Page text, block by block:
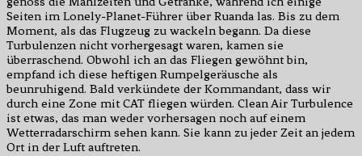
Seiten im Lonely-Planet-Führer über Ruanda las. Bis zu dem
Moment, als das Flugzeug zu wackeln begann. Da diese
Turbulenzen nicht vorhergesagt waren, kamen sie
überraschend. Obwohl ich an das Fliegen gewöhnt bin,
empfand ich diese heftigen Rumpelgeräusche als
beunruhigend. Bald verkündete der Kommandant, dass wir
durch eine Zone mit CAT fliegen würden. Clean Air Turbulence
ist etwas, das man weder vorhersagen noch auf einem
Wetterradarschirm sehen kann. Sie kann zu jeder Zeit an jedem
Ort in der Luft auftreten.